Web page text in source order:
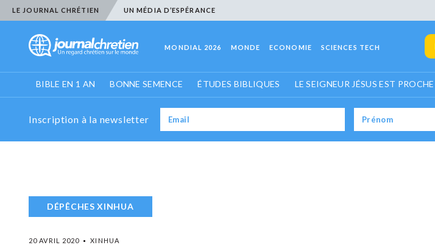
LE JOURNAL CHRÉTIEN UN MÉDIA D’ESPÉRANCE
MONDIAL 2026 MONDE ECONOMIE SCIENCES TECH
BIBLE EN 1 AN BONNE SEMENCE ÉTUDES BIBLIQUES LE SEIGNEUR JÉSUS EST PROCHE
Inscription à la newsletter
DÉPÊCHES XINHUA
20 AVRIL 2020 XINHUA